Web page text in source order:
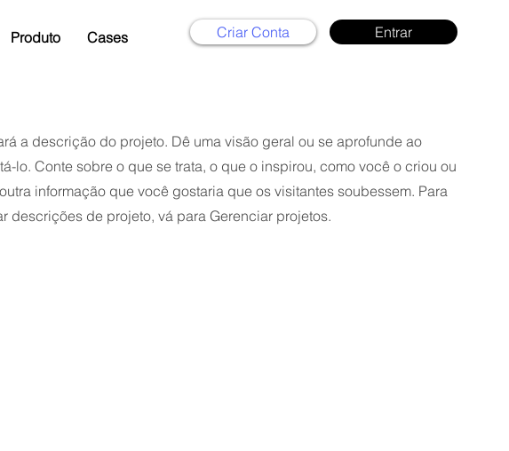
Produto Cases Criar Conta Entrar
a descrição do projeto. Dê uma visão geral ou se aprofunde ao
lo. Conte sobre o que se trata, o que o inspirou, como você o criou ou
informação que você gostaria que os visitantes soubessem. Para
descrições de projeto, vá para Gerenciar projetos.